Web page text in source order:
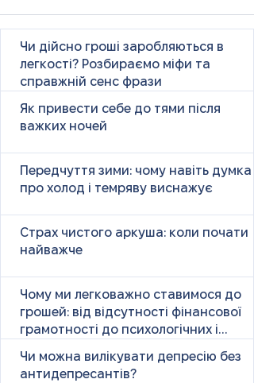
Чи дійсно гроші заробляються в
легкості? Розбираємо міфи та
справжній сенс фрази
Як привести себе до тями після
важких ночей
Передчуття зими: чому навіть думка
про холод і темряву виснажує
Страх чистого аркуша: коли почати
найважче
Чому ми легковажно ставимося до
грошей: від відсутності фінансової
грамотності до психологічних і
Чи можна вилікувати депресію без
антидепресантів?